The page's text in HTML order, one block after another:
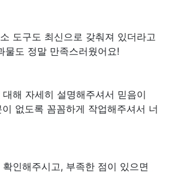
도구도 최신으로 갖춰져 있더라고
물도 정말 만족스러웠어요!
해 자세히 설명해주셔서 믿음이
없도록 꼼꼼하게 작업해주셔서 너
인해주시고, 부족한 점이 있으면